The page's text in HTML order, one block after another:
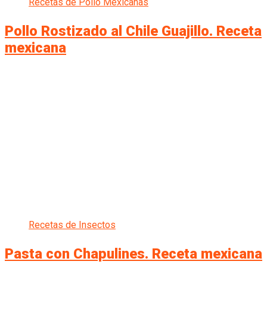
Pollo Rostizado al Chile Guajillo. Receta
mexicana
Recetas de Insectos
Pasta con Chapulines. Receta mexicana